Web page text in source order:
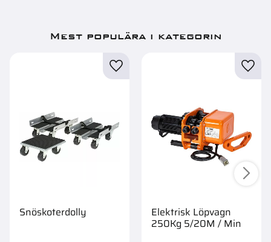
Mest populära i kategorin
Snöskoterdolly Elektrisk Löpvagn
250Kg 5/20M / Min